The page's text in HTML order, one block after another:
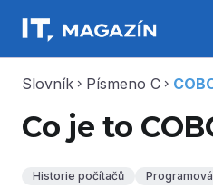
Slovník chevron_right Písmeno C chevron_right
Co je to
Historie počítačů